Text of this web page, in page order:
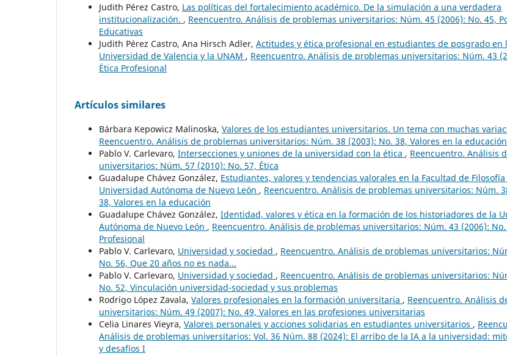
Judith Pérez Castro, Las políticas del fortalecimiento académico. De la simulación a una verdadera
institucionalización. , Reencuentro. Análisis de problemas universitarios: Núm. 45 (2006): No. 45,
Educativas
Judith Pérez Castro, Ana Hirsch Adler, Actitudes y ética profesional en estudiantes de posgrado en
Universidad de Valencia y la UNAM , Reencuentro. Análisis de problemas universitarios: Núm. 43
Ética Profesional
Artículos similares
Bárbara Kepowicz Malinoska, Valores de los estudiantes universitarios. Un tema con muchas
Reencuentro. Análisis de problemas universitarios: Núm. 38 (2003): No. 38, Valores en la educación
Pablo V. Carlevaro, Intersecciones y uniones de la universidad con la ética , Reencuentro. Análisis
universitarios: Núm. 57 (2010): No. 57, Ética
Guadalupe Chávez González, Estudiantes, valores y tendencias valorales en la Facultad de
Universidad Autónoma de Nuevo León , Reencuentro. Análisis de problemas universitarios: Núm.
38, Valores en la educación
Guadalupe Chávez González, Identidad, valores y ética en la formación de los historiadores de la
Autónoma de Nuevo León , Reencuentro. Análisis de problemas universitarios: Núm. 43 (2006): No.
Profesional
Pablo V. Carlevaro, Universidad y sociedad , Reencuentro. Análisis de problemas universitarios:
No. 56, Que 20 años no es nada...
Pablo V. Carlevaro, Universidad y sociedad , Reencuentro. Análisis de problemas universitarios:
No. 52, Vinculación universidad-sociedad y sus problemas
Rodrigo López Zavala, Valores profesionales en la formación universitaria , Reencuentro. Análisis
universitarios: Núm. 49 (2007): No. 49, Valores en las profesiones universitarias
Celia Linares Vieyra, Valores personales y acciones solidarias en estudiantes universitarios ,
Análisis de problemas universitarios: Vol. 36 Núm. 88 (2024): El arribo de la IA a la universidad:
y desafíos I